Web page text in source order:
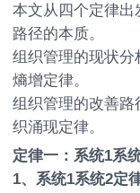
本文从四个定律出
路径的本质。
组织管理的现状分
熵增定律。
组织管理的改善路
织涌现定律。
定律一：系统1系
1、系统1系统2定